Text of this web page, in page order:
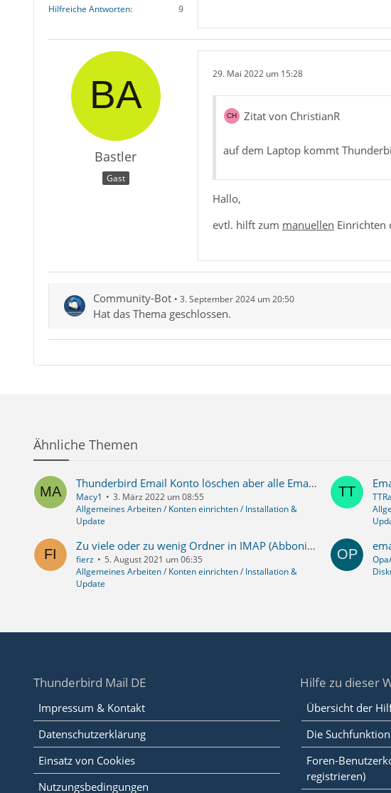
Hilfreiche Antworten
9
Bastler
Gast
29. Mai 2022 um 15:28
Zitat von ChristianR
auf dem Laptop kommt
Hallo,
evtl. hilft zum manuellen Einrichten
Community-Bot 3. September 2024 um 20:50
Hat das Thema geschlossen.
Ähnliche Themen
Thunderbird Email Konto löschen aber alle Emails auf Webhost-Server belassen
Macy1
3. März 2022 um 08:55
Allgemeines Arbeiten / Konten einrichten / Installation &
Update
Zu viele oder zu wenig Ordner in IMAP (Abbonieren geht nicht)
fierz
5. August 2021 um 06:35
Allgemeines Arbeiten / Konten einrichten / Installation &
Update
Thunderbird Mail DE
Impressum & Kontakt
Datenschutzerklärung
Einsatz von Cookies
Nutzungsbedingungen
Hilfe zu dieser
Übersicht der
Die
Foren-
registrieren)